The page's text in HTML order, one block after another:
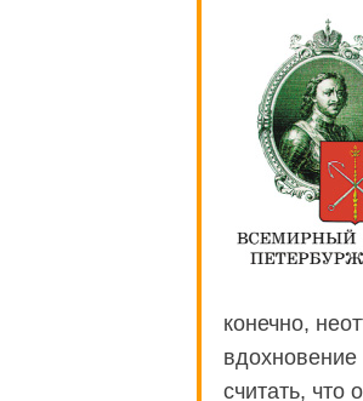
конечно,
считать, что